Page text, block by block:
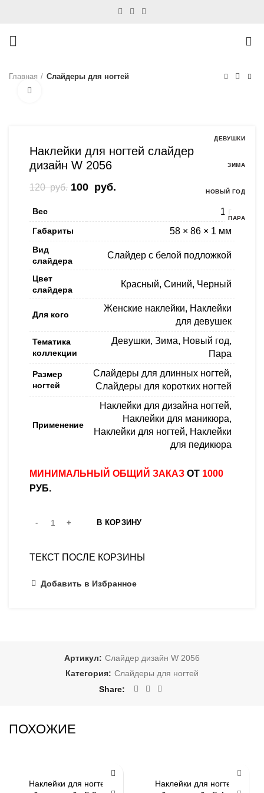
Главная Слайдеры для ногтей
ДЕВУШКИ
ЗИМА
НОВЫЙ ГОД
ПАРА
Наклейки для ногтей слайдер
дизайн W 2056
120руб. Первоначальная цена составляла
100 руб. Текущая цена: 100 руб..
Вес 1 г
Габариты 58 × 86 × 1 мм
Вид
слайдера
Слайдер с белой подложкой
Цвет
слайдера
Красный, Синий, Черный
Для кого
Женские наклейки, Наклейки
для девушек
Тематика
коллекции
Девушки, Зима, Новый год,
Пара
Размер
ногтей
Слайдеры для длинных ногтей,
Слайдеры для коротких ногтей
Применение
Наклейки для дизайна ногтей,
Наклейки для маникюра,
Наклейки для ногтей, Наклейки
для педикюра
МИНИМАЛЬНЫЙ ОБЩИЙ ЗАКАЗ ОТ 1000
РУБ.
В КОРЗИНУ
ТЕКСТ ПОСЛЕ КОРЗИНЫ
Добавить в Избранное
Артикул: Слайдер дизайн W 2056
Категория: Слайдеры для ногтей
Share
ПОХОЖИЕ
Наклейки для ногтей
Наклейки для ногтей